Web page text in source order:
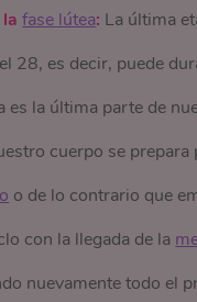
lafase lútea: La última
28, es decir, puede
es la última parte de
cuerpo se prepara
o de lo contrario que
con la llegada de la
nuevamente todo el